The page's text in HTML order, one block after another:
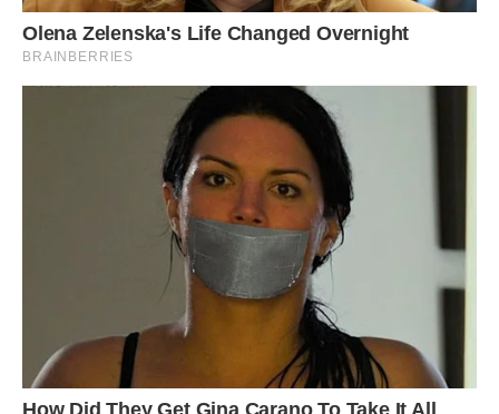
Іноді через роботу.
Іноді їздили за покупками до **Epicentr** чи **IKEA**.
Я ніколи не дорікала.
Хоча кілька разів ловила себе на дивній думці.